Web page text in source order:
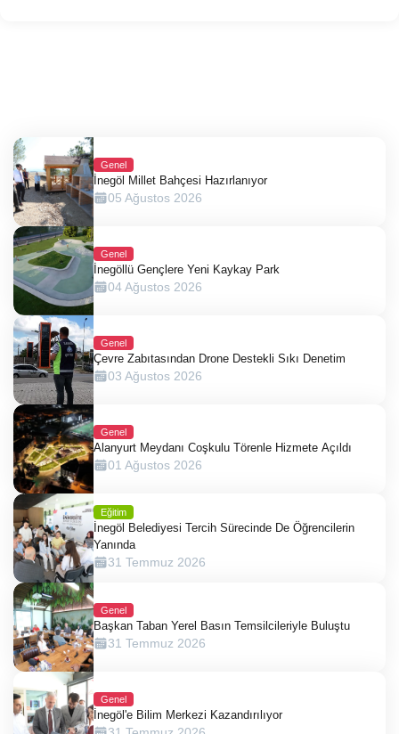
Genel
İnegöl Millet Bahçesi Hazırlanıyor
05 Ağustos 2026
Genel
İnegöllü Gençlere Yeni Kaykay Park
04 Ağustos 2026
Genel
Çevre Zabıtasından Drone Destekli Sıkı Denetim
03 Ağustos 2026
Genel
Alanyurt Meydanı Coşkulu Törenle Hizmete Açıldı
01 Ağustos 2026
Eğitim
İnegöl Belediyesi Tercih Sürecinde De Öğrencilerin
Yanında
31 Temmuz 2026
Genel
Başkan Taban Yerel Basın Temsilcileriyle Buluştu
31 Temmuz 2026
Genel
İnegöl'e Bilim Merkezi Kazandırılıyor